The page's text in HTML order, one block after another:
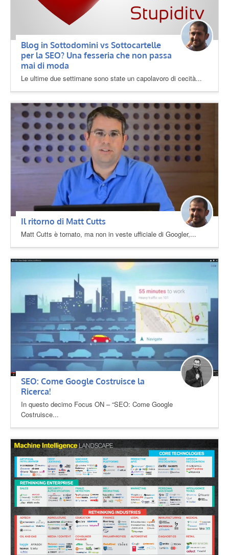
Blog in Sottodomini vs Sottocartelle
per la SEO? Una fesseria che non passa
mai di moda
Le ultime due settimane sono state un capolavoro di cecità...
Il ritorno di Matt Cutts
Matt Cutts è tornato, ma non in veste ufficiale di Googler,...
SEO: Come Google Costruisce la
Ricerca!
In questo decimo Focus ON – “SEO: Come Google
Costruisce...